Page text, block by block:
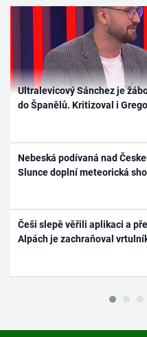
Ultralevicový Sánchez je
do Španělů. Kritizoval i
Nebeská podívaná nad
Slunce doplní meteorická
Češi slepě věřili aplikaci a
Alpách je zachraňoval